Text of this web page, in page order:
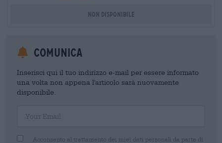
Non disponibile
Comunica
Inserisci qui il tuo indirizzo e-mail per essere informato
una volta non appena l'articolo sarà nuovamente
disponibile.
Acconsento al trattamento dei miei dati personali da parte di